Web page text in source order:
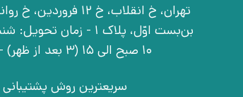
بن‌بست اوّل، پلاک 1 -
10 صبح الی 15 (3 بعد از ظهر) - قبل از تشریف آوردن تماس بگیرید
سریعترین روش پشتیبانی